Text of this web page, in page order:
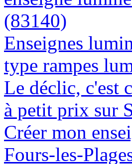
(83140)
Enseignes
type rampes
Le déclic, c'est
à petit prix sur
Créer mon
Fours-les-